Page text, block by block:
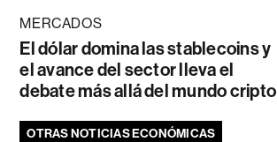
MERCADOS
El dólar domina las stablecoins y
el avance del sector lleva el
debate más allá del mundo cripto
OTRAS NOTICIAS ECONÓMICAS